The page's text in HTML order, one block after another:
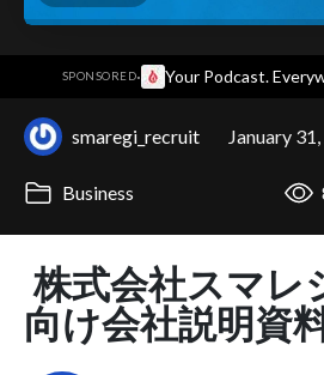
SPONSORED· Your Podcast.
smaregi_recruit January
Business
株式会社スマレ
向け会社説明資